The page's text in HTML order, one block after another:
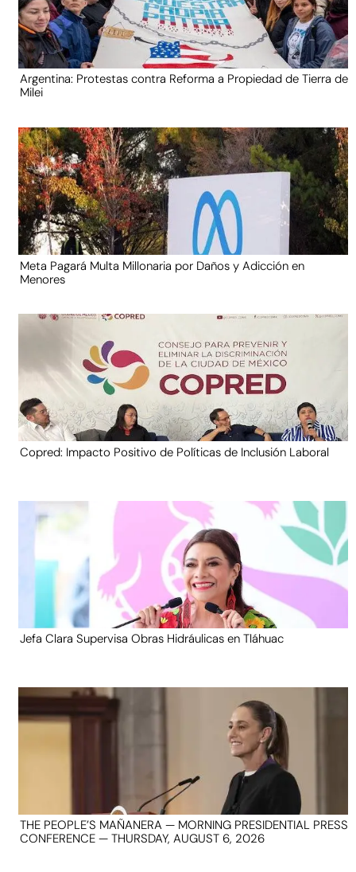
Argentina: Protestas contra Reforma a Propiedad de Tierra de
Milei
Meta Pagará Multa Millonaria por Daños y Adicción en
Menores
Copred: Impacto Positivo de Políticas de Inclusión Laboral
Jefa Clara Supervisa Obras Hidráulicas en Tláhuac
THE PEOPLE’S MAÑANERA — MORNING PRESIDENTIAL PRESS
CONFERENCE — THURSDAY, AUGUST 6, 2026